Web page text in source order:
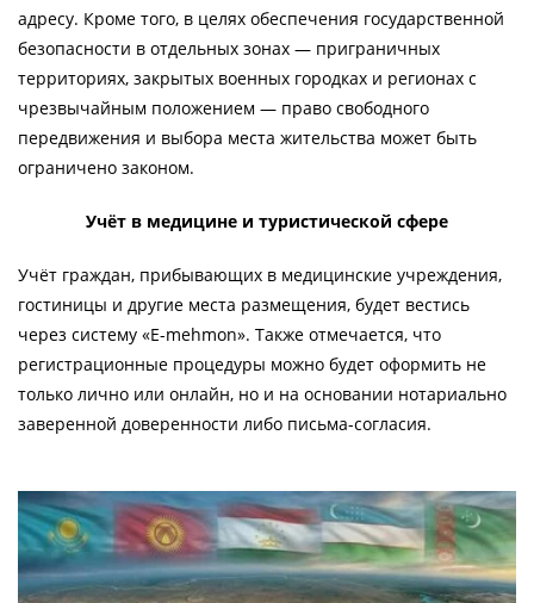
адресу. Кроме того, в целях обеспечения государственной
безопасности в отдельных зонах — приграничных
территориях, закрытых военных городках и регионах с
чрезвычайным положением — право свободного
передвижения и выбора места жительства может быть
ограничено законом.
Учёт в медицине и туристической сфере
Учёт граждан, прибывающих в медицинские учреждения,
гостиницы и другие места размещения, будет вестись
через систему «E-mehmon». Также отмечается, что
регистрационные процедуры можно будет оформить не
только лично или онлайн, но и на основании нотариально
заверенной доверенности либо письма-согласия.